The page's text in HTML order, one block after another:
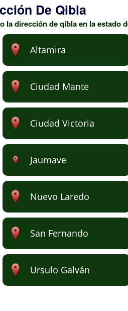
De Qibla
dirección de qibla en la estado
Altamira
Ciudad Mante
Ciudad Victoria
Jaumave
Nuevo Laredo
San Fernando
Ursulo Galván